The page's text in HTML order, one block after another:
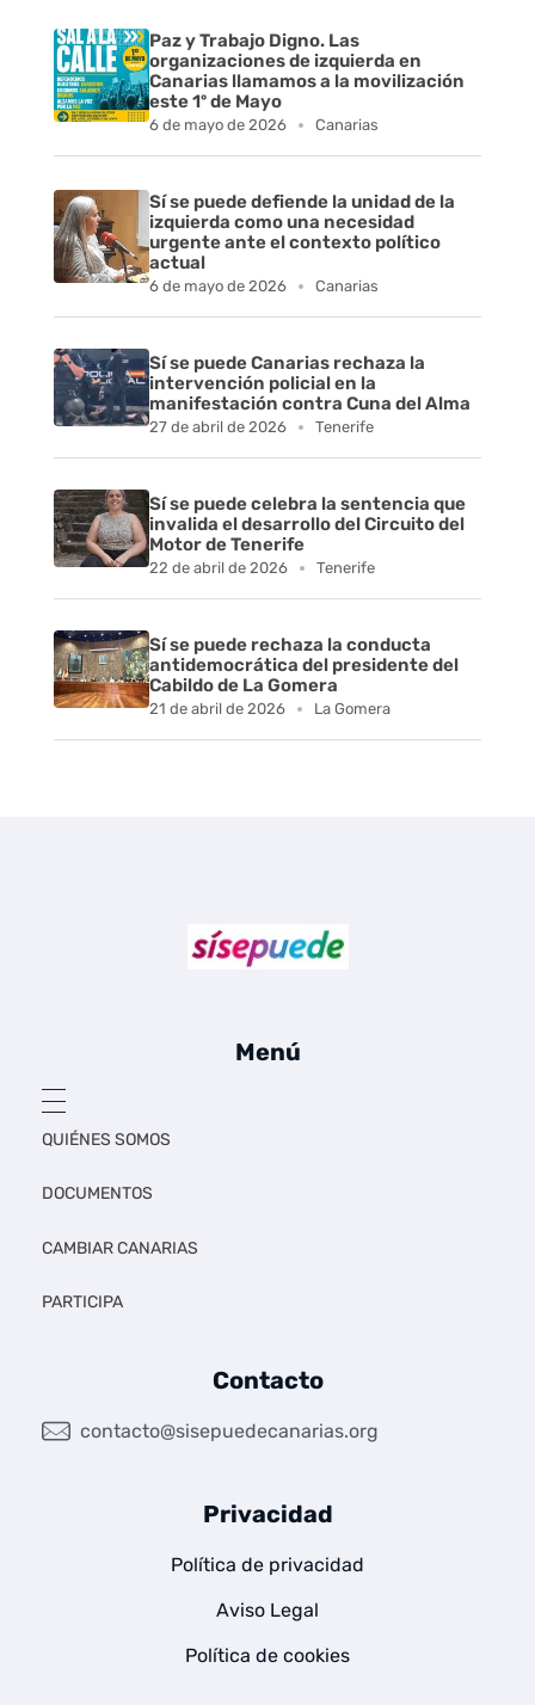
a
c
o
n
c
r
t
a
r
s
u
s
p
r
a
s
p
a
r
n
Paz y Trabajo Digno. Las
organizaciones de izquierda en
Canarias llamamos a la movilización
este 1º de Mayo
6 de mayo de 2026 Canarias
Sí se puede defiende la unidad de la
izquierda como una necesidad
urgente ante el contexto político
actual
6 de mayo de 2026 Canarias
Sí se puede Canarias rechaza la
intervención policial en la
manifestación contra Cuna del Alma
27 de abril de 2026 Tenerife
Sí se puede celebra la sentencia que
invalida el desarrollo del Circuito del
Motor de Tenerife
22 de abril de 2026 Tenerife
Sí se puede rechaza la conducta
antidemocrática del presidente del
Cabildo de La Gomera
21 de abril de 2026 La Gomera
Menú
QUIÉNES SOMOS
DOCUMENTOS
CAMBIAR CANARIAS
PARTICIPA
Contacto
contacto@sisepuedecanarias.org
Privacidad
Política de privacidad
Aviso Legal
Política de cookies